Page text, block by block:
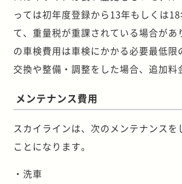
っては初年度登録から13年もしくは
て、重量税が重課されている場合があ
の車検費用は車検にかかる必要最低限
交換や整備・調整をした場合、追加料
メンテナンス費用
スカイラインは、次のメンテナンスを
ことになります。
・洗車